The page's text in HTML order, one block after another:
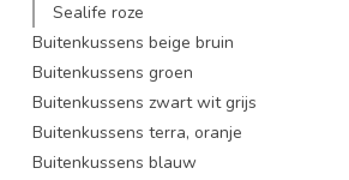
Sealife roze
Buitenkussens beige bruin
Buitenkussens groen
Buitenkussens zwart wit grijs
Buitenkussens terra, oranje
Buitenkussens blauw